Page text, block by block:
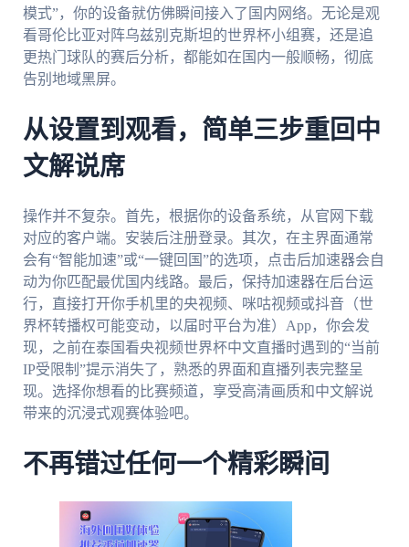
模式”，你的设备就仿佛瞬间接入了国内网络。无论是观
看哥伦比亚对阵乌兹别克斯坦的世界杯小组赛，还是追
更热门球队的赛后分析，都能如在国内一般顺畅，彻底
告别地域黑屏。
从设置到观看，简单三步重回中
文解说席
操作并不复杂。首先，根据你的设备系统，从官网下载
对应的客户端。安装后注册登录。其次，在主界面通常
会有“智能加速”或“一键回国”的选项，点击后加速器会自
动为你匹配最优国内线路。最后，保持加速器在后台运
行，直接打开你手机里的央视频、咪咕视频或抖音（世
界杯转播权可能变动，以届时平台为准）App，你会发
现，之前在泰国看央视频世界杯中文直播时遇到的“当前
IP受限制”提示消失了，熟悉的界面和直播列表完整呈
现。选择你想看的比赛频道，享受高清画质和中文解说
带来的沉浸式观赛体验吧。
不再错过任何一个精彩瞬间